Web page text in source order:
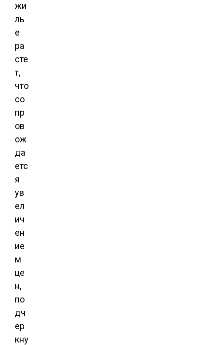
жи
ль
е
ра
сте
т,
что
со
пр
ов
ож
да
етс
я
ув
ел
ич
ен
ие
м
це
н,
по
дч
ер
кну